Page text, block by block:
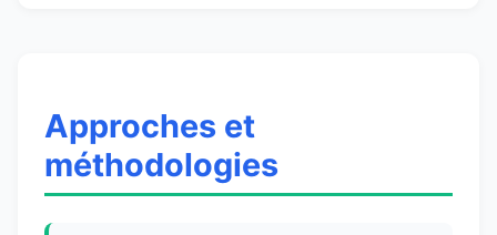
Approches et
méthodologies